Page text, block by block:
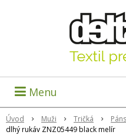
Menu
Úvod Muži Tričká
dlhý rukáv ZNZ05449 black melír